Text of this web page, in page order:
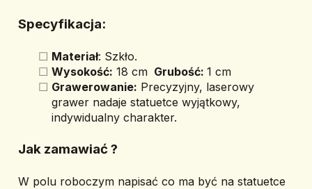
Specyfikacja:
Materiał: Szkło.
Wysokość: 18 cm Grubość: 1 cm
Grawerowanie: Precyzyjny, laserowy
grawer nadaje statuetce wyjątkowy,
indywidualny charakter.
Jak zamawiać ?
W polu roboczym napisać co ma być na statuetce